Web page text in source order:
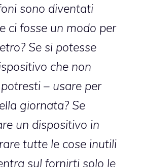
sono diventati
ci fosse un modo per
Se si potesse
che non
– usare per
giornata? Se
un dispositivo in
tutte le cose inutili
sul fornirti solo le